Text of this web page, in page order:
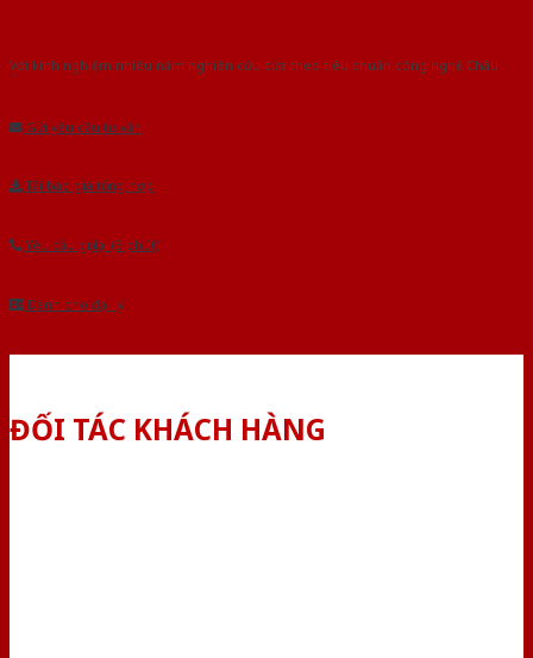
Với kinh nghiệm nhiêu năm nghiên cứu cửa theo tiêu chuẩn công nghệ Châu
Gửi yêu cầu tư vấn
Tải báo giá tổng hợp
Yêu cầu gọi lại (3 phút)
Dành cho đại lý
ĐỐI TÁC KHÁCH HÀNG